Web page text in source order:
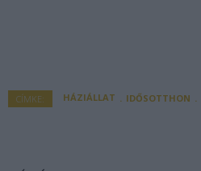
CÍMKE: HÁZIÁLLAT IDŐSOTTHON